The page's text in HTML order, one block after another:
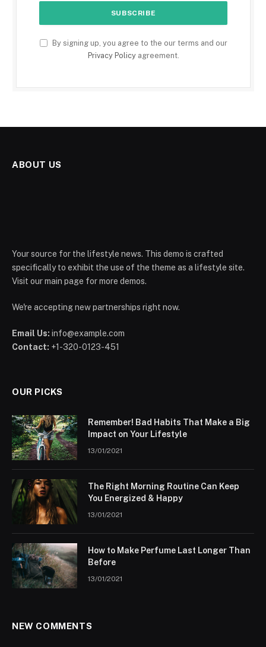
By signing up, you agree to the our terms and our
Privacy Policyagreement.
ABOUT US
Your source for the lifestyle news. This demo is crafted
specifically to exhibit the use of the theme as a lifestyle site.
Visit our main page for more demos.
We're accepting new partnerships right now.
Email Us: info@example.com
Contact: +1-320-0123-451
OUR PICKS
Remember! Bad Habits That Make a Big
Impact on Your Lifestyle
13/01/2021
The Right Morning Routine Can Keep
You Energized & Happy
13/01/2021
How to Make Perfume Last Longer Than
Before
13/01/2021
NEW COMMENTS